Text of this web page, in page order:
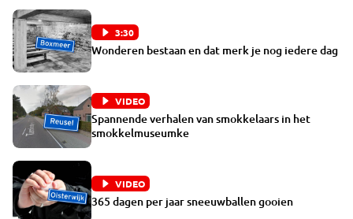
3:30
Wonderen bestaan en dat merk je nog iedere dag
VIDEO
Spannende verhalen van smokkelaars in het
smokkelmuseumke
VIDEO
365 dagen per jaar sneeuwballen gooien